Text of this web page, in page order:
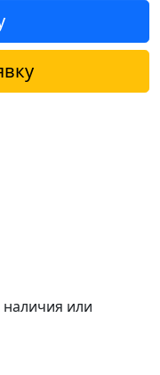
или